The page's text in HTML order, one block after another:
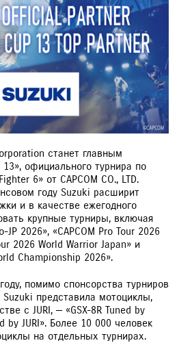
станет главным
13», официального турнира по
6» от CAPCOM CO., LTD.
году Suzuki расширит
и в качестве ежегодного
крупные турниры, включая
2026», «CAPCOM Pro Tour 2026
2026 World Warrior Japan» и
Championship 2026».
помимо спонсорства турниров
представила мотоциклы,
с JURI, — «GSX-8R Tuned by
by JURI». Более 10 000 человек
на отдельных турнирах.